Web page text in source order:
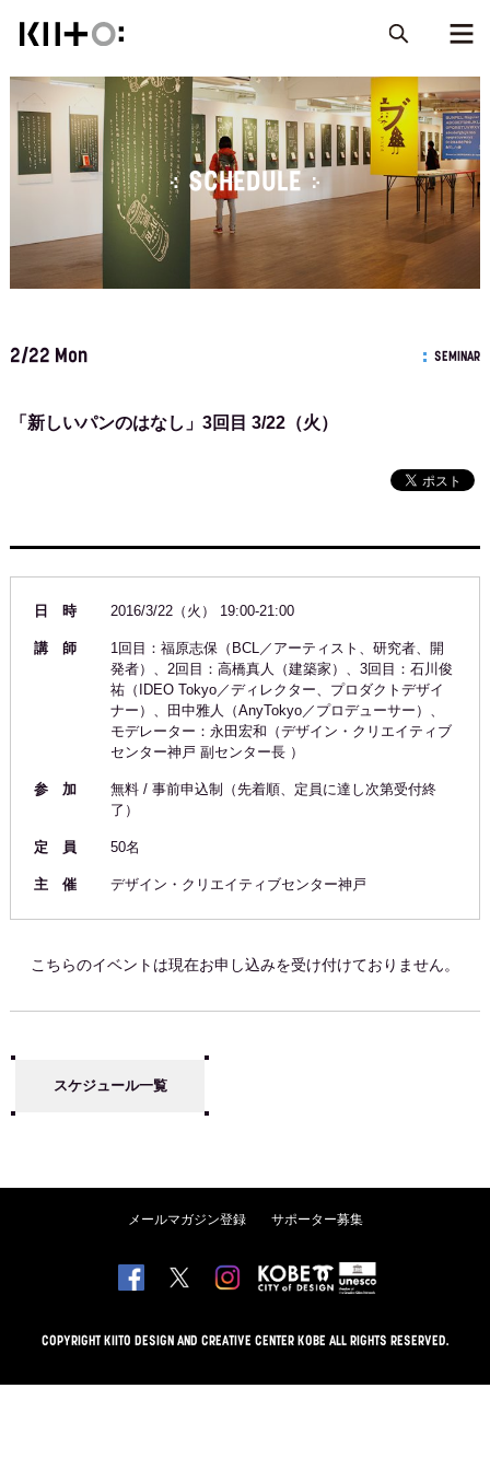
SCHEDULE
2/22 Mon SEMINAR
「新しいパンのはなし」3回目 3/22（火）
日 時 2016/3/22（火） 19:00-21:00
講 師
1回目：福原志保（BCL／アーティスト、研究者、開
発者）、2回目：高橋真人（建築家）、3回目：石川俊
祐（IDEO Tokyo／ディレクター、プロダクトデザイ
ナー）、田中雅人（AnyTokyo／プロデューサー）、
モデレーター：永田宏和（デザイン・クリエイティブ
センター神戸 副センター長 ）
参 加
無料 / 事前申込制（先着順、定員に達し次第受付終
了）
定 員 50名
主 催 デザイン・クリエイティブセンター神戸
こちらのイベントは現在お申し込みを受け付けておりません。
スケジュール一覧
メールマガジン登録 サポーター募集
COPYRIGHT KIITO DESIGN AND CREATIVE CENTER KOBE ALL RIGHTS RESERVED.